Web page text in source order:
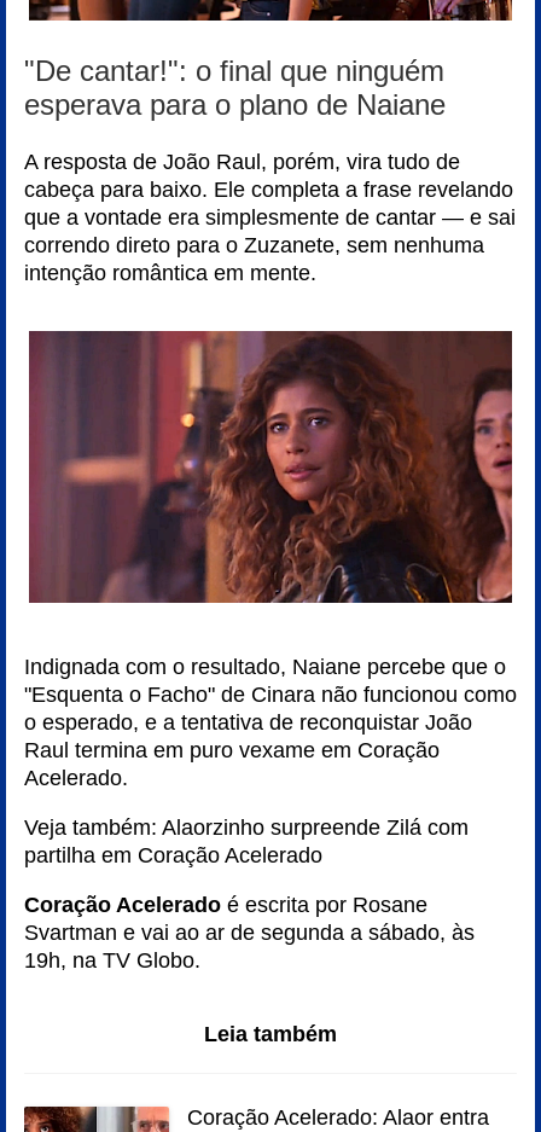
"De cantar!": o final que ninguém
esperava para o plano de Naiane
A resposta de João Raul, porém, vira tudo de
cabeça para baixo. Ele completa a frase revelando
que a vontade era simplesmente de cantar — e sai
correndo direto para o Zuzanete, sem nenhuma
intenção romântica em mente.
Indignada com o resultado, Naiane percebe que o
"Esquenta o Facho" de Cinara não funcionou como
o esperado, e a tentativa de reconquistar João
Raul termina em puro vexame em Coração
Acelerado.
Veja também: Alaorzinho surpreende Zilá com
partilha em Coração Acelerado
Coração Acelerado é escrita por Rosane
Svartman e vai ao ar de segunda a sábado, às
19h, na TV Globo.
Leia também
Coração Acelerado: Alaor entra